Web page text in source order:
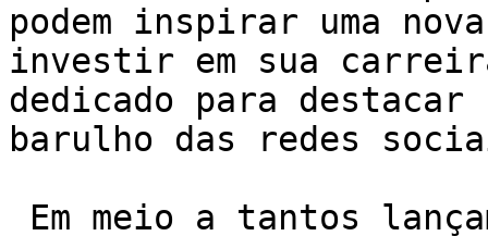
podem inspirar uma
investir em sua
dedicado para destacar
barulho das redes